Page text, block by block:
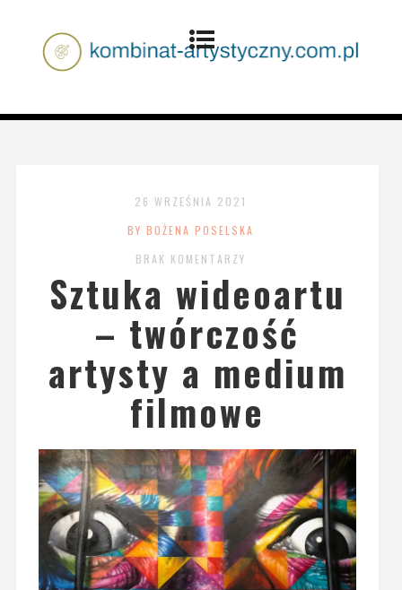
26 WRZEŚNIA 2021
BY BOŻENA POSELSKA
BRAK KOMENTARZY
Sztuka wideoartu
– twórczość
artysty a medium
filmowe